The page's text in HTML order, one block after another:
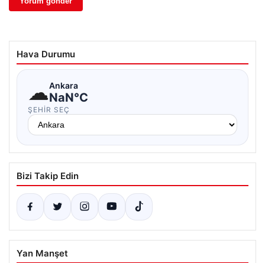
Hava Durumu
☁Ankara
NaN°C
ŞEHIR SEÇ
Bizi Takip Edin
Yan Manşet